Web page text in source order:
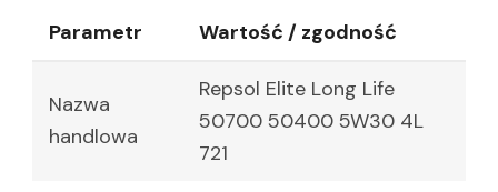
Parametr Wartość / zgodność
Nazwa
handlowa
Repsol Elite Long Life
50700 50400 5W30 4L
721